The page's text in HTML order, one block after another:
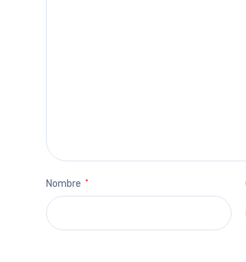
Nombre *